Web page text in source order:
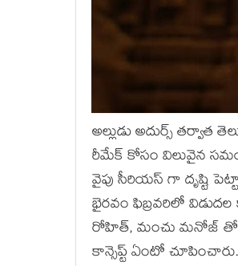
అల్లుడు అదుర్స్
రీమేక్ కోసం విలువైన
వైపు సీరియస్ గా దృష్టి
భైరవం ఫిబ్రవరిలో
రోహిత్, మంచు మనోజ్ తో
కాన్సెప్ట్ ఏంటో చూపించారు.